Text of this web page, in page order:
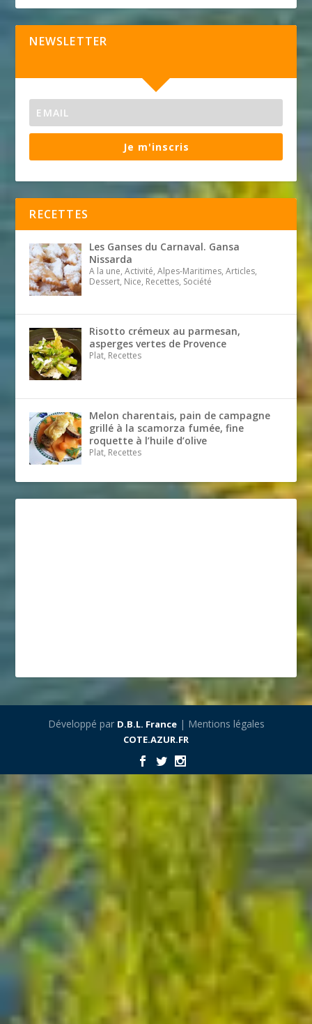
NEWSLETTER
Je m'inscris
RECETTES
Les Ganses du Carnaval. Gansa
Nissarda
A la une, Activité, Alpes-Maritimes, Articles,
Dessert, Nice, Recettes, Société
Risotto crémeux au parmesan,
asperges vertes de Provence
Plat, Recettes
Melon charentais, pain de campagne
grillé à la scamorza fumée, fine
roquette à l’huile d’olive
Plat, Recettes
Développé par D.B.L. France| Mentions légales
COTE.AZUR.FR